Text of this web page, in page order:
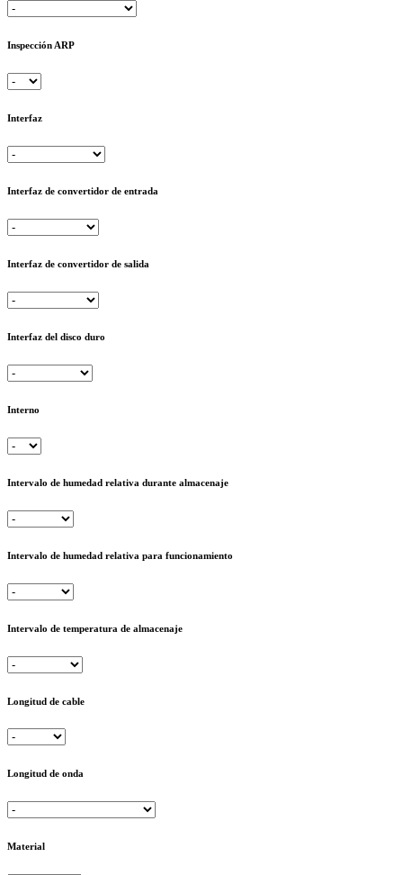
Inspección ARP
Interfaz
Interfaz de convertidor de entrada
Interfaz de convertidor de salida
Interfaz del disco duro
Interno
Intervalo de humedad relativa durante almacenaje
Intervalo de humedad relativa para funcionamiento
Intervalo de temperatura de almacenaje
Longitud de cable
Longitud de onda
Material